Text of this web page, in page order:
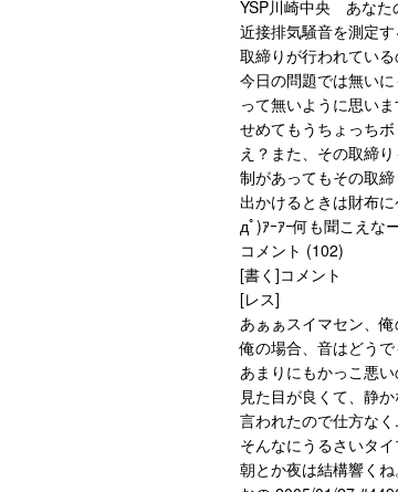
YSP川崎中央 あなた
近接排気騒音を測定
取締りが行われてい
今日の問題では無い
って無いように思いま
せめてもうちょっち
え？また、その取締
制があってもその取
出かけるときは財布
дﾟ)ｱｰｱｰ何も聞こえなー
コメント (102)
[書く]コメント
[レス]
あぁぁスイマセン、俺
俺の場合、音はどう
あまりにもかっこ悪
見た目が良くて、静
言われたので仕方なく
そんなにうるさいタ
朝とか夜は結構響くね。